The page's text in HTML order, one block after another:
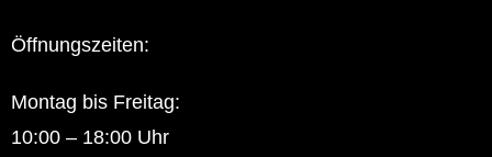
Öffnungszeiten:
Montag bis Freitag:
10:00 – 18:00 Uhr